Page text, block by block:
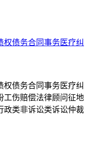
权债务合同事务医疗纠
权债务合同事务医疗纠
工伤赔偿法律顾问征地
政类非诉讼类诉讼仲裁